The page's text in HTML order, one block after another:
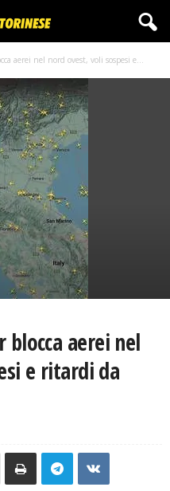
aerei nel nord ovest, voli sospesi e...
blocca aerei nel
e ritardi da